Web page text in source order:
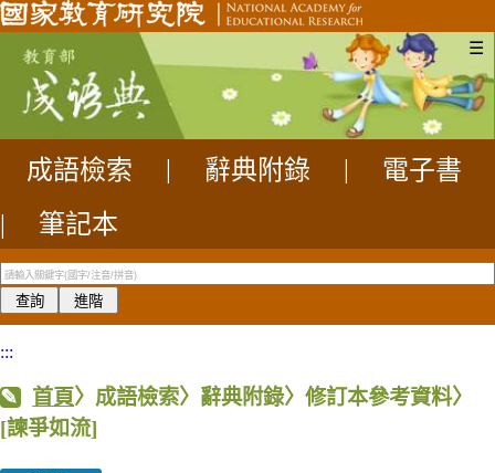
☰
成語檢索 辭典附錄
電子書
|
筆記本
:::
首頁〉成語檢索〉辭典附錄〉修訂本參考資料〉
[諫爭如流]